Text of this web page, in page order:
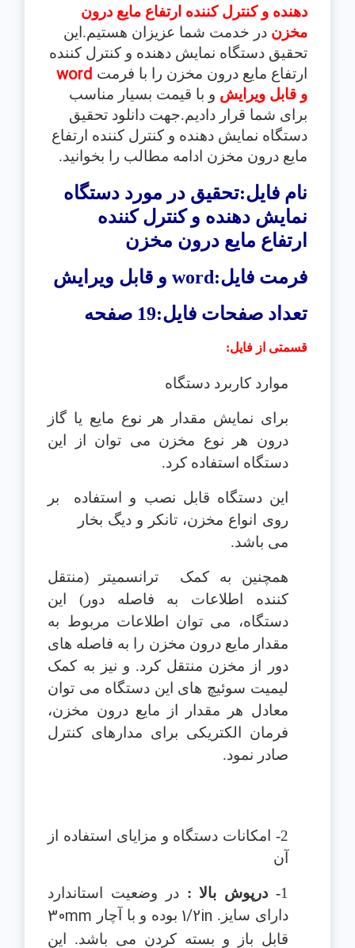
دهنده و کنترل کننده ارتفاع مایع درون
مخزندر خدمت شما عزیزان هستیم.این
تحقیقدستگاه نمایش دهنده و کنترل کننده
ارتفاع مایع درون مخزن را با فرمت word
و قابل ویرایش و با قیمت بسیار مناسب
برای شما قرار دادیم.جهت دانلود تحقیق
دستگاه نمایش دهنده و کنترل کننده ارتفاع
مایع درون مخزن ادامه مطالب را بخوانید.
نام فایل:تحقیق در مورد دستگاه
نمایش دهنده و کنترل کننده
ارتفاع مایع درون مخزن
فرمت فایل:word و قابل ویرایش
تعداد صفحات فایل:19 صفحه
قسمتی از فایل:
موارد کاربرد دستگاه
برای نمایش مقدار هر نوع مایع یا گاز
درون هر نوع مخزن می توان از این
دستگاه استفاده کرد.
این دستگاه قابل نصب و استفاده
بر
روی انواع مخزن، تانکر و دیگ بخار
می باشد.
همچنین به کمک
ترانسمیتر (منتقل
کننده اطلاعات به فاصله دور) این
دستگاه، می توان اطلاعات مربوط به
مقدار مایع درون مخزن را به فاصله های
دور از مخزن منتقل کرد. و نیز به کمک
لیمیت سوئیچ های این دستگاه می توان
معادل هر مقدار از مایع درون مخزن،
فرمان الکتریکی برای مدارهای کنترل
صادر نمود.
2- امکانات دستگاه و مزایای استفاده از
آن
1- درپوش بالا : در وضعیت استاندارد
دارای سایز. 1/2in بوده و با آچار 30mm
قابل باز و بسته کردن می باشد. این